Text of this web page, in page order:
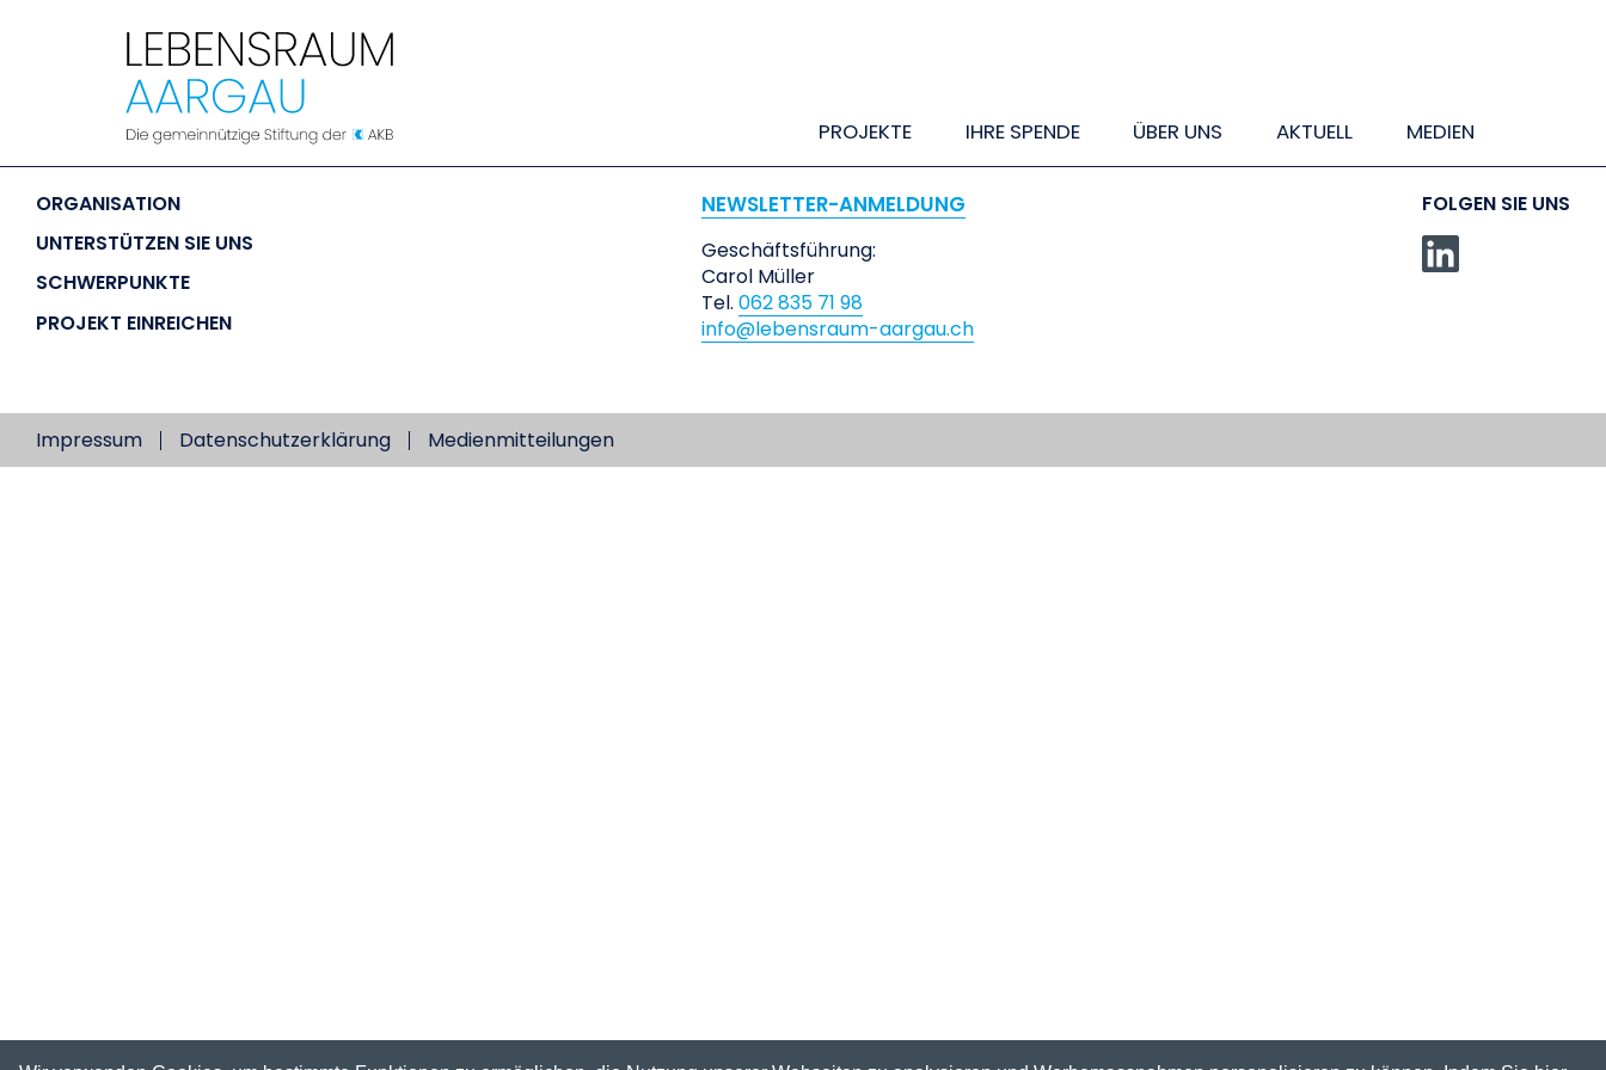
LEBENSRAUM
AARGAU
PROJEKTE IHRE SPENDE ÜBER UNS AKTUELL MEDIEN
ORGANISATION
UNTERSTÜTZEN SIE UNS
SCHWERPUNKTE
PROJEKT EINREICHEN
NEWSLETTER-ANMELDUNG
Geschäftsführung:
Carol Müller
Tel. 062 835 71 98
info@lebensraum-aargau.ch
FOLGEN SIE UNS
Impressum Datenschutzerklärung Medienmitteilungen